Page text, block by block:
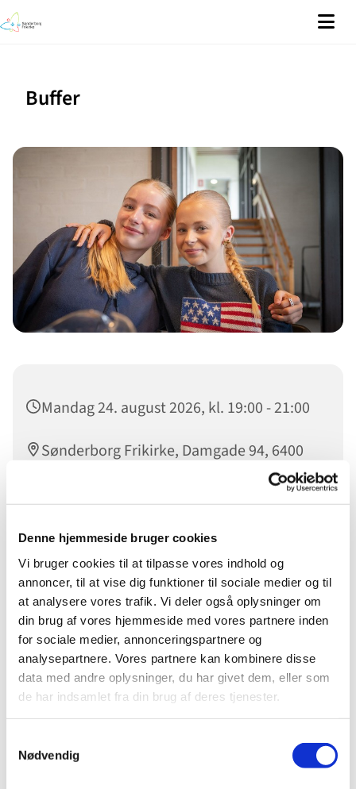
Denne hjemmeside bruger cookies
Vi bruger cookies til at tilpasse vores indhold og
annoncer, til at vise dig funktioner til sociale medier og til
at analysere vores trafik. Vi deler også oplysninger om
din brug af vores hjemmeside med vores partnere inden
for sociale medier, annonceringspartnere og
analysepartnere. Vores partnere kan kombinere disse
data med andre oplysninger, du har givet dem, eller som
de har indsamlet fra din brug af deres tjenester.
Nødvendig
Buffer
Mandag 24. august 2026, kl. 19:00 - 21:00
Sønderborg Frikirke, Damgade 94, 6400
Buffer er fællesskab for unge mellem 12 og 19 år. Der
arbejdes på at få gode og sunde relationer til andre børn
og unge, vi læser i biblen, spiller spil - hygger sammen og
laver forskellige sjove aktiviteter.
Dit barn/ dit unge menneske er velkommen uanset om
de har deres daglige gang i Sønderborg Frikirke eller ej.